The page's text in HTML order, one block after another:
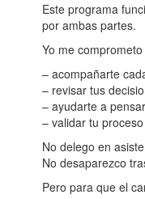
Este programa
por ambas partes.
Yo me comprometo
– acompañarte
– revisar tus
– ayudarte a
– validar tu
No delego en
No desaparezco
Pero para que el